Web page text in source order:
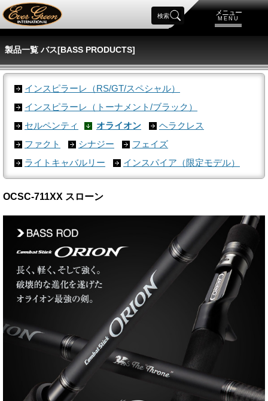
メニュー
MENU
検索
製品一覧 バス[BASS PRODUCTS]
インスピラーレ（RS/GT/スペシャル）
インスピラーレ（トーナメント/ブラック）
セルペンティ
オライオン
ヘラクレス
ファクト
シナジー
フェイズ
ライトキャバルリー
インスパイア（限定モデル）
OCSC-711XX スローン